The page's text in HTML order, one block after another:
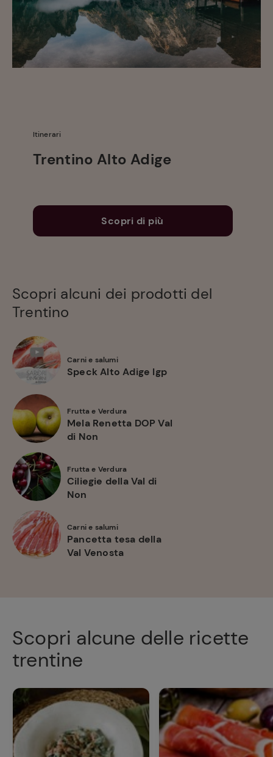
Itinerari
Trentino Alto Adige
Scopri di più
Scopri alcuni dei prodotti del
Trentino
Carni e salumi
Speck Alto Adige Igp
Frutta e Verdura
Mela Renetta DOP Val
di Non
Frutta e Verdura
Ciliegie della Val di
Non
Carni e salumi
Pancetta tesa della
Val Venosta
Scopri alcune delle ricette
trentine
Ricette